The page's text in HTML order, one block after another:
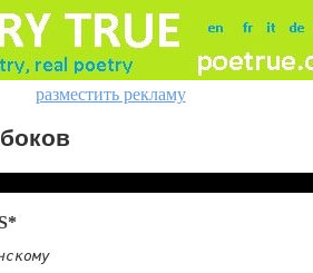
разместить рекламу